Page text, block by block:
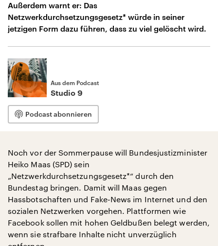
Außerdem warnt er: Das
Netzwerkdurchsetzungsgesetz* würde in seiner
jetzigen Form dazu führen, dass zu viel gelöscht wird.
Aus dem Podcast
Studio 9
Podcast abonnieren
Noch vor der Sommerpause will Bundesjustizminister
Heiko Maas (SPD) sein
„Netzwerkdurchsetzungsgesetz*“ durch den
Bundestag bringen. Damit will Maas gegen
Hassbotschaften und Fake-News im Internet und den
sozialen Netzwerken vorgehen. Plattformen wie
Facebook sollen mit hohen Geldbußen belegt werden,
wenn sie strafbare Inhalte nicht unverzüglich